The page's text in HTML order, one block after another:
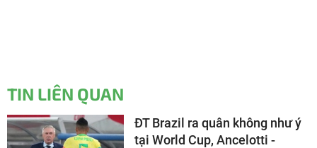
TIN LIÊN QUAN
ĐT Brazil ra quân không như ý
tại World Cup, Ancelotti -